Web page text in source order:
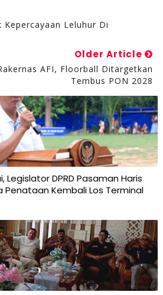
Kepercayaan Leluhur Di
Older Article
AFI, Floorball Ditargetkan
Tembus PON 2028
DPRD Pasaman Haris
Penataan Kembali Los Terminal